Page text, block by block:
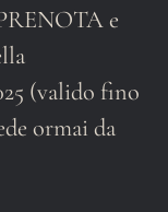
e
(valido fino
ormai da